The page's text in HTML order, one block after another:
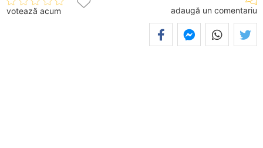
votează acum adaugă un comentariu